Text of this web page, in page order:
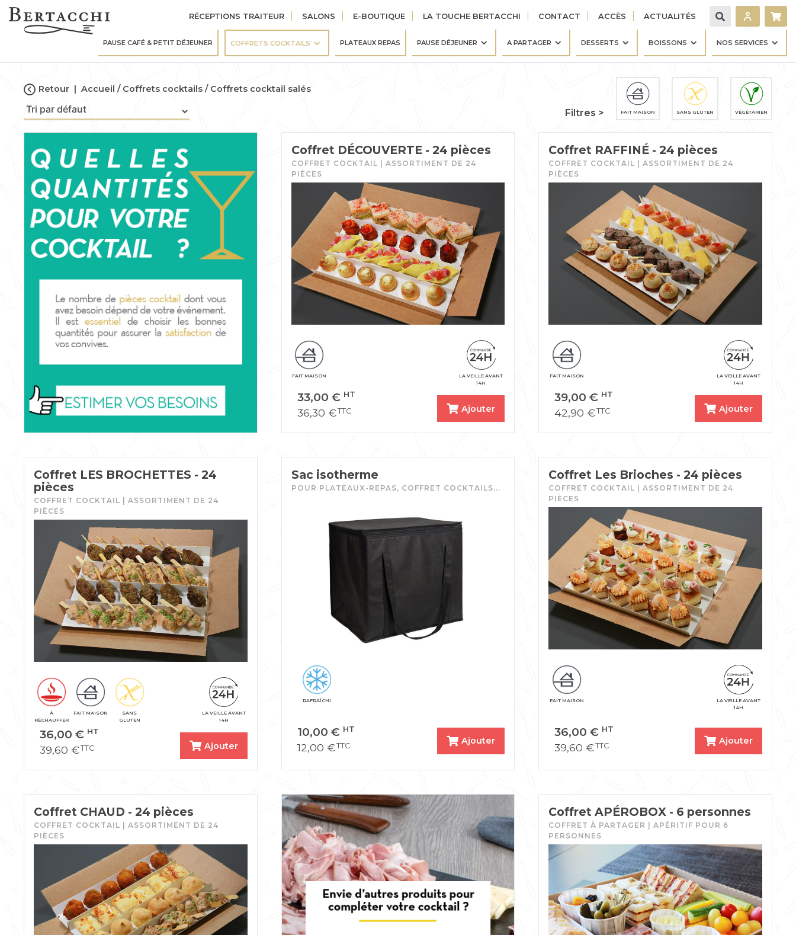
RÉCEPTIONS TRAITEUR SALONS E-BOUTIQUE LA TOUCHE BERTACCHI CONTACT ACCÈS ACTUALITÉS
PAUSE CAFÉ & PETIT DÉJEUNER COFFRETS COCKTAILS PLATEAUX REPAS PAUSE DÉJEUNER A PARTAGER DESSERTS BOISSONS NOS SERVICES
Retour | Accueil Coffrets cocktails Coffrets cocktail salés
Filtres > FAIT MAISON SANS GLUTEN VÉGÉTARIEN
Coffret DÉCOUVERTE - 24 pièces
COFFRET COCKTAIL | ASSORTIMENT DE 24
PIÈCES
LA VEILLE AVANT
14H
FAIT MAISON
33,00 € HT
36,30 €TTC Ajouter
Coffret RAFFINÉ - 24 pièces
COFFRET COCKTAIL | ASSORTIMENT DE 24
PIÈCES
LA VEILLE AVANT
14H
FAIT MAISON
39,00 € HT
42,90 €TTC Ajouter
Coffret LES BROCHETTES - 24
pièces
COFFRET COCKTAIL | ASSORTIMENT DE 24
PIÈCES
LA VEILLE AVANT
14H
À
RÉCHAUFFER
FAIT MAISON
SANS
GLUTEN
36,00 € HT
39,60 €TTC Ajouter
Sac isotherme
POUR PLATEAUX-REPAS, COFFRET COCKTAILS...
RAFRAÎCHI
10,00 € HT
12,00 €TTC Ajouter
Coffret Les Brioches - 24 pièces
COFFRET COCKTAIL | ASSORTIMENT DE 24
PIÈCES
LA VEILLE AVANT
14H
FAIT MAISON
36,00 € HT
39,60 €TTC Ajouter
Coffret CHAUD - 24 pièces
COFFRET COCKTAIL | ASSORTIMENT DE 24
PIÈCES
Coffret APÉROBOX - 6 personnes
COFFRET À PARTAGER | APÉRITIF POUR 6
PERSONNES